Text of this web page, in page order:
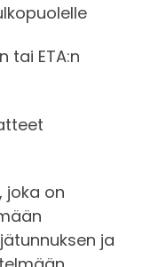
tai ETA:n
joka on
ja